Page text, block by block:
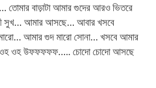
বাড়াটা আমার গুদের আরও ভিতরে
আমার আসছে… আবার খসবে
আমার গুদ মারো সোনা… খসবে আমার
ওহ উফফফফফ….. চোদো চোদো আসছে